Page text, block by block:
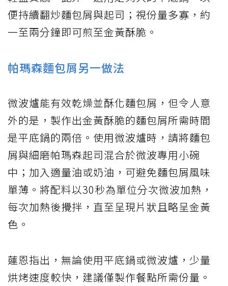
便持續翻炒麵包屑與起司；視份量多寡，約
一至兩分鐘即可煎至金黃酥脆。
帕瑪森麵包屑另一做法
微波爐能有效乾燥並酥化麵包屑，但令人意
外的是，製作出金黃酥脆的麵包屑所需時間
是平底鍋的兩倍。使用微波爐時，請將麵包
屑與細磨帕瑪森起司混合於微波專用小碗
中；加入適量油或奶油，可避免麵包屑風味
單薄。將配料以30秒為單位分次微波加熱，
每次加熱後攪拌，直至呈現片狀且略呈金黃
色。
蓮恩指出，無論使用平底鍋或微波爐，少量
烘烤速度較快，建議僅製作餐點所需份量。